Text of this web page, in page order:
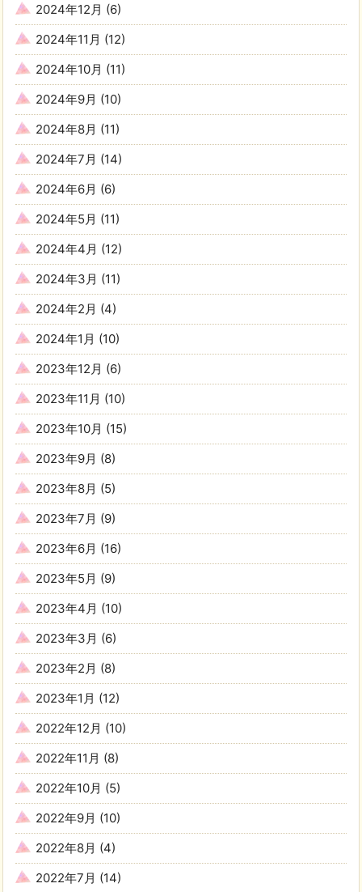
2024年12月 (6)
2024年11月 (12)
2024年10月 (11)
2024年9月 (10)
2024年8月 (11)
2024年7月 (14)
2024年6月 (6)
2024年5月 (11)
2024年4月 (12)
2024年3月 (11)
2024年2月 (4)
2024年1月 (10)
2023年12月 (6)
2023年11月 (10)
2023年10月 (15)
2023年9月 (8)
2023年8月 (5)
2023年7月 (9)
2023年6月 (16)
2023年5月 (9)
2023年4月 (10)
2023年3月 (6)
2023年2月 (8)
2023年1月 (12)
2022年12月 (10)
2022年11月 (8)
2022年10月 (5)
2022年9月 (10)
2022年8月 (4)
2022年7月 (14)